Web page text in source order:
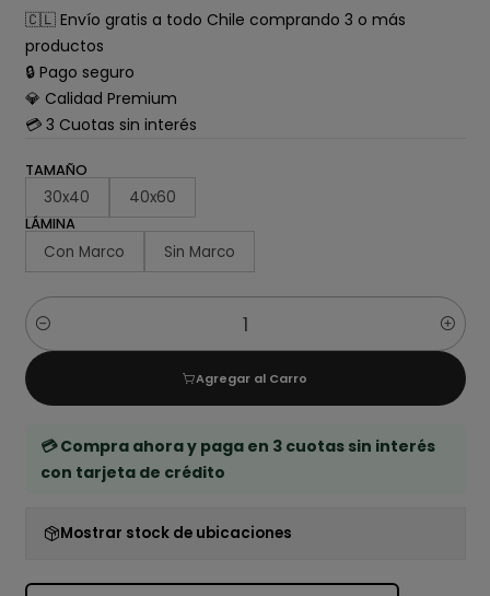
🇨🇱 Envío gratis a todo Chile comprando 3 o más
productos
🔒 Pago seguro
💎 Calidad Premium
💳 3 Cuotas sin interés
TAMAÑO
30x40 40x60
LÁMINA
Con Marco Sin Marco
Cantidad
Agregar al Carro
💳 Compra ahora y paga en 3 cuotas sin interés
con tarjeta de crédito
Mostrar stock de ubicaciones